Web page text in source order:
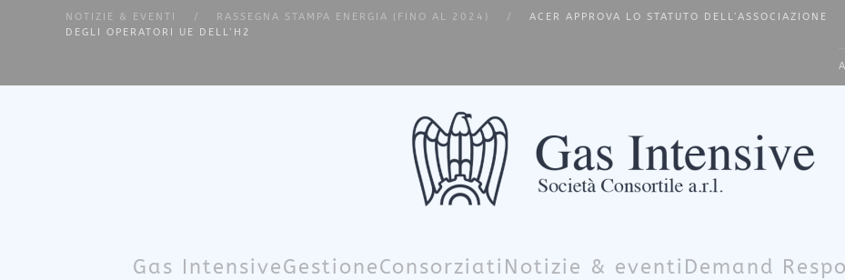
NOTIZIE & EVENTI RASSEGNA STAMPA ENERGIA (FINO AL 2024)
ACER APPROVA LO STATUTO DELL’ASSOCIAZIONE
DEGLI OPERATORI UE DELL’H2
Gas IntensiveGestioneConsorziati Notizie & eventi Demand